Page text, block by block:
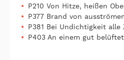
P210 Von Hitze, heißen
P377 Brand von
P381 Bei Undichtigkeit
P403 An einem gut